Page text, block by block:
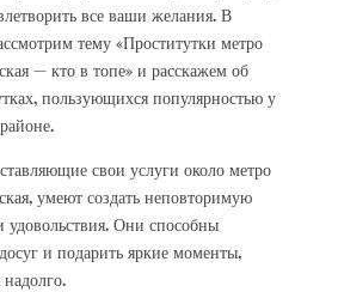
все ваши желания. В
тему «Проститутки метро
— кто в топе» и расскажем об
пользующихся популярностью у
свои услуги около метро
умеют создать неповторимую
удовольствия. Они способны
и подарить яркие моменты,